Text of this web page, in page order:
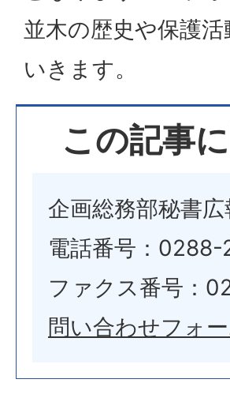
並木の歴史や保護
いきます。
この記事
企画総務部秘書
電話番号：0288-
ファクス番号：
問い合わせフォ